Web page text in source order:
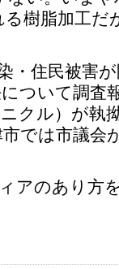
樹脂加工だ
・住民被害
ついて調査
クル）が執
では市議会
アのあり方